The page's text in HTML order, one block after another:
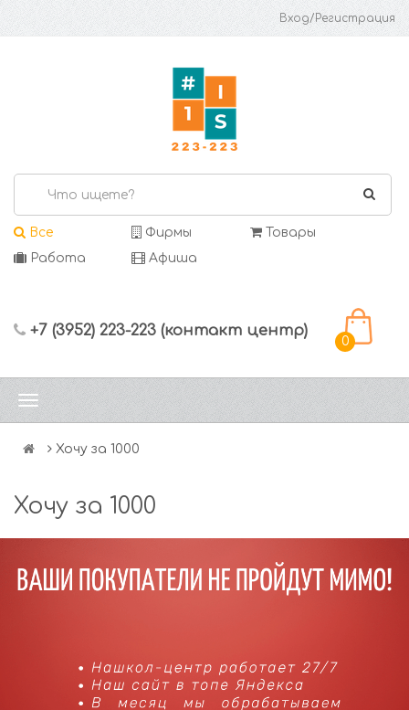
Вход/Регистрация
Все Фирмы
Товары
Работа
Афиша
+7 (3952) 223-223 (контакт центр)
0
Хочу за 1000
Хочу за 1000